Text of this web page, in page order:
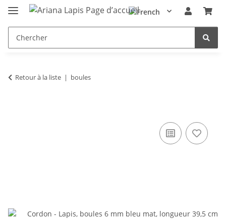
Retour à la liste boules